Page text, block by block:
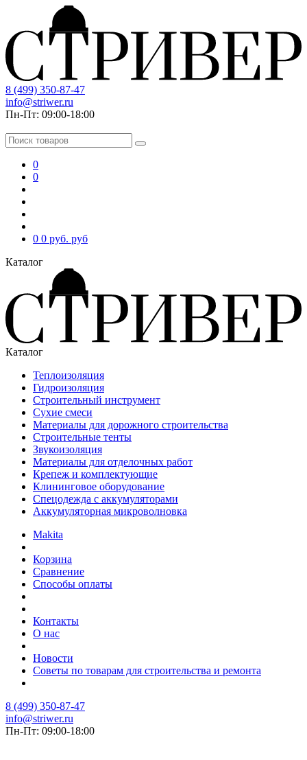
8 (499) 350-87-47
info@striwer.ru
Пн-Пт: 09:00-18:00
0
0
0 0 руб. руб
Каталог
Каталог
Теплоизоляция
Гидроизоляция
Строительный инструмент
Сухие смеси
Материалы для дорожного строительства
Строительные тенты
Звукоизоляция
Материалы для отделочных работ
Крепеж и комплектующие
Клининговое оборудование
Спецодежда с аккумуляторами
Аккумуляторная микроволновка
Makita
Корзина
Сравнение
Способы оплаты
Контакты
О нас
Новости
Советы по товарам для строительства и ремонта
8 (499) 350-87-47
info@striwer.ru
Пн-Пт: 09:00-18:00